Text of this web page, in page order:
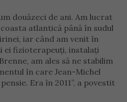
douăzeci de ani. Am lucrat
atlantică până în sudul
iar când am venit în
ei fizioterapeuți, instalați
am ales să ne stabilim
în care Jean-Michel
Era în 2011”, a povestit